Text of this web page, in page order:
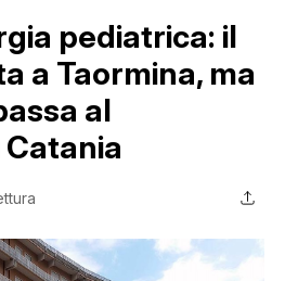
pediatrica: il
a Taormina, ma
al